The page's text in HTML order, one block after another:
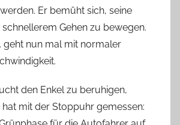
Er bemüht sich, seine
Gehen zu bewegen.
geht nun mal mit normaler
den Enkel zu beruhigen,
hat mit der Stoppuhr gemessen: